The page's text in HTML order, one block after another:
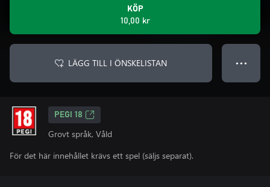
KÖP
10,00 kr
LÄGG TILL I ÖNSKELISTAN ● ● ●
PEGI 18
Grovt språk, Våld
För det här innehållet krävs ett spel (säljs separat).